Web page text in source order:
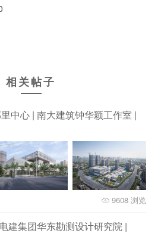
相关帖子
中心 | 南大建筑钟华颖工作室 |
9608 浏览
建集团华东勘测设计研究院 |